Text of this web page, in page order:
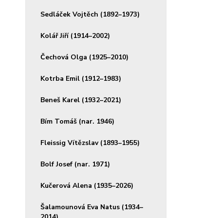
Sedláček Vojtěch (1892–1973)
Kolář Jiří (1914–2002)
Čechová Olga (1925–2010)
Kotrba Emil (1912–1983)
Beneš Karel (1932–2021)
Bím Tomáš (nar. 1946)
Fleissig Vítězslav (1893–1955)
Bolf Josef (nar. 1971)
Kučerová Alena (1935–2026)
Šalamounová Eva Natus (1934–